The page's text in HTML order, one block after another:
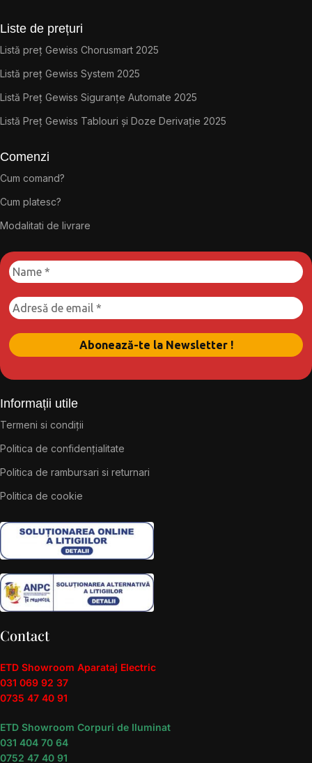
Liste de prețuri
Listă preț Gewiss Chorusmart 2025
Listă preț Gewiss System 2025
Listă Preț Gewiss Siguranțe Automate 2025
Listă Preț Gewiss Tablouri și Doze Derivație 2025
Comenzi
Cum comand?
Cum platesc?
Modalitati de livrare
Informații utile
Termeni si condiții
Politica de confidențialitate
Politica de rambursari si returnari
Politica de cookie
Contact
ETD Showroom Aparataj Electric
031 069 92 37
0735 47 40 91
ETD Showroom Corpuri de Iluminat
031 404 70 64
0752 47 40 91